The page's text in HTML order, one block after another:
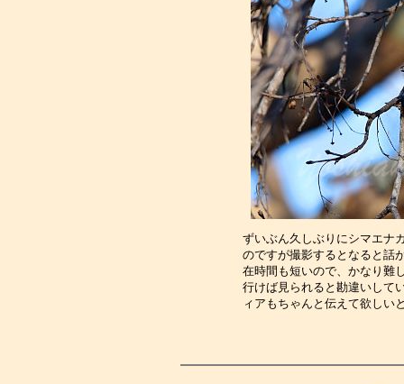
ずいぶん久しぶりにシマエナ
のですが撮影するとなると話
在時間も短いので、かなり難
行けば見られると勘違いして
ィアもちゃんと